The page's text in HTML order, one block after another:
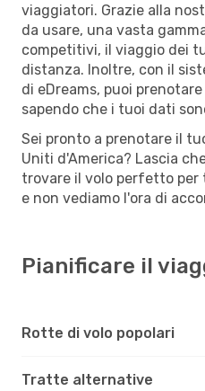
viaggiatori. Grazie alla
da usare, una vasta
competitivi, il viaggio dei
distanza. Inoltre, con il
di eDreams, puoi
sapendo che i tuoi dati
Sei pronto a prenotare il
Uniti d'America? Lascia
trovare il volo perfetto per
e non vediamo l'ora di
Pianificare il
Rotte di volo popolari
Tratte alternative